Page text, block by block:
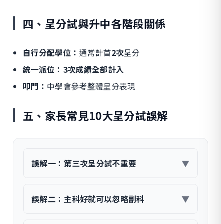
四、呈分試與升中各階段關係
自行分配學位： 通常計首2次呈分
統一派位： 3次成績全部計入
叩門： 中學會參考整體呈分表現
五、家長常見10大呈分試誤解
誤解一：第三次呈分試不重要 ▼
誤解二：主科好就可以忽略副科 ▼